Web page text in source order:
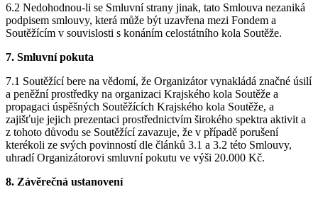
6.2 Nedohodnou-li se Smluvní strany jinak, tato Smlouva nezaniká
podpisem smlouvy, která může být uzavřena mezi Fondem a
Soutěžícím v souvislosti s konáním celostátního kola Soutěže.
7. Smluvní pokuta
7.1 Soutěžící bere na vědomí, že Organizátor vynakládá značné úsilí
a peněžní prostředky na organizaci Krajského kola Soutěže a
propagaci úspěšných Soutěžících Krajského kola Soutěže, a
zajišťuje jejich prezentaci prostřednictvím širokého spektra aktivit a
z tohoto důvodu se Soutěžící zavazuje, že v případě porušení
kterékoli ze svých povinností dle článků 3.1 a 3.2 této Smlouvy,
uhradí Organizátorovi smluvní pokutu ve výši 20.000 Kč.
8. Závěrečná ustanovení